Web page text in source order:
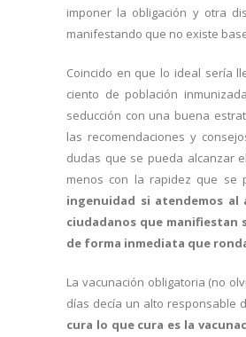
imponer la obligación y otra
manifestando que no existe
Coincido en que lo ideal sería
ciento de población
seducción con una buena
las recomendaciones y
dudas que se pueda alcanzar
menos con la rapidez que se
ingenuidad si atendemos
ciudadanos que manifiestan
de forma inmediata que
La vacunación obligatoria (no
días decía un alto responsable
cura lo que cura es la